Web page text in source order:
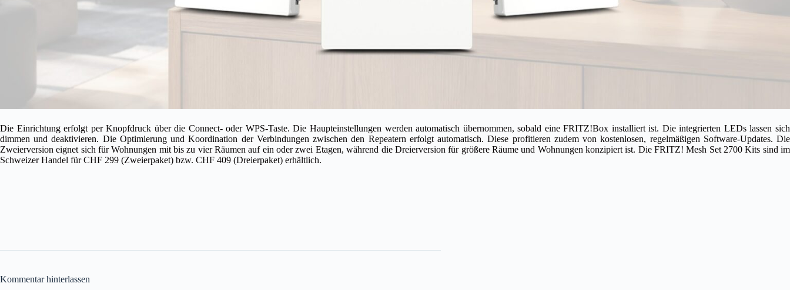
Die Einrichtung erfolgt per Knopfdruck über die Connect- oder WPS-Taste. Die Haupteinstellungen werden automatisch übernommen, sobald eine FRITZ!Box installiert ist. Die integrierten LEDs lassen sich
dimmen und deaktivieren. Die Optimierung und Koordination der Verbindungen zwischen den Repeatern erfolgt automatisch. Diese profitieren zudem von kostenlosen, regelmäßigen Software-Updates. Die
Zweierversion eignet sich für Wohnungen mit bis zu vier Räumen auf ein oder zwei Etagen, während die Dreierversion für größere Räume und Wohnungen konzipiert ist. Die FRITZ! Mesh Set 2700 Kits sind im
Schweizer Handel für CHF 299 (Zweierpaket) bzw. CHF 409 (Dreierpaket) erhältlich.
Kommentar hinterlassen